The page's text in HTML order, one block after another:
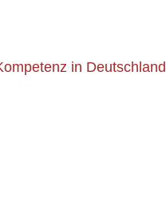
in Deutschland